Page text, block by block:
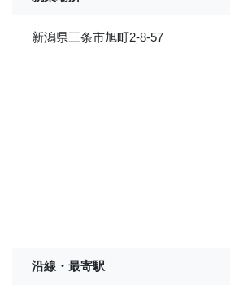
新潟県三条市旭町2-8-57
沿線・最寄駅